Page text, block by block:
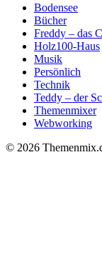
Bodensee
Bücher
Freddy – das
Holz100-Haus
Musik
Persönlich
Technik
Teddy – der
Themenmixer
Webworking
© 2026